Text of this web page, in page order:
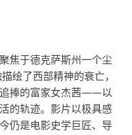
焦于德克萨斯州一个尘
绘了西部精神的衰亡，
捧的富家女杰茜——以
的轨迹。影片以极具感
仍是电影史学巨匠、导